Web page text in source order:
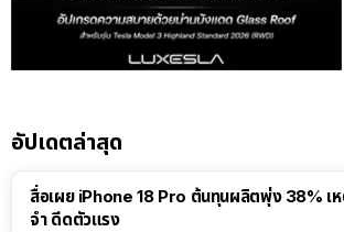
อัปเดตล่าสุด
สื่อเผย iPhone 18 Pro ต้นทุนผลิตพุ่ง 38% เห
จำ ดีดตัวแรง